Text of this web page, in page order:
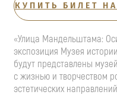
КУПИТЬ БИЛЕТ
«Улица Мандельштама:
экспозиция Музея
будут представлены
с жизнью и творчеством
эстетических